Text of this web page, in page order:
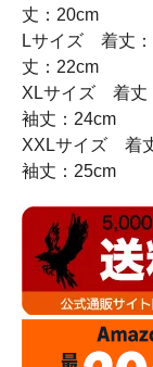
丈：20cm
Lサイズ 着丈
丈：22cm
XLサイズ 着
袖丈：24cm
XXLサイズ 着
袖丈：25cm